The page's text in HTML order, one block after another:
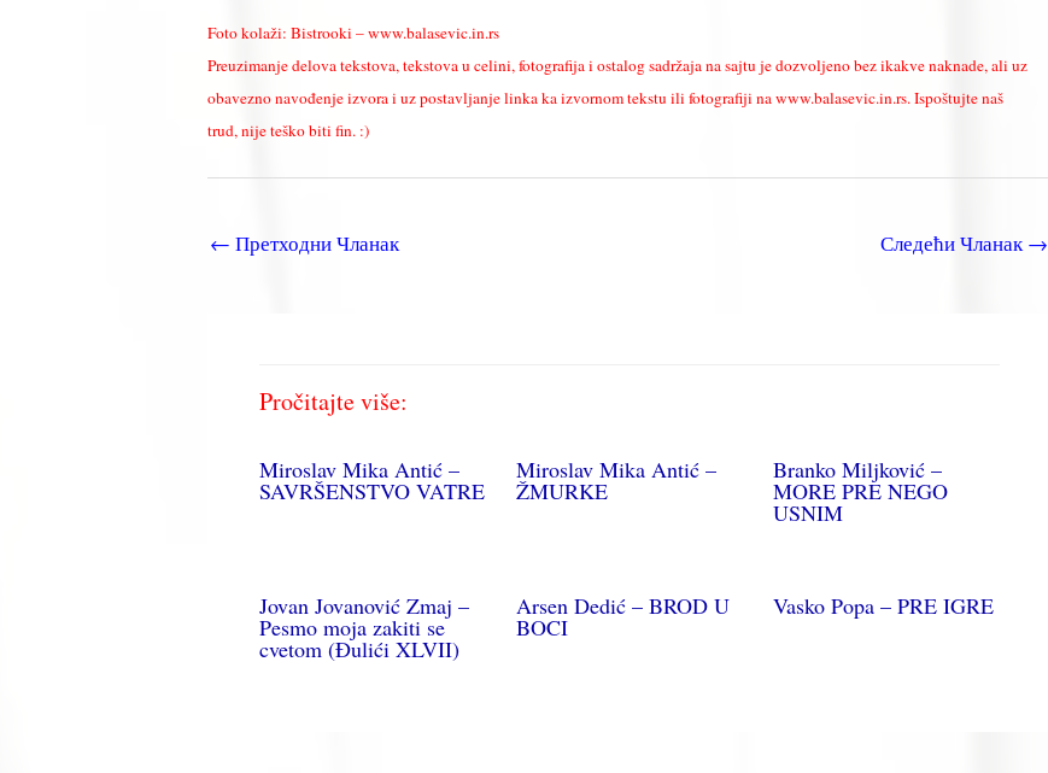
Foto kolaži: Bistrooki – www.balasevic.in.rs
Preuzimanje delova tekstova, tekstova u celini, fotografija i ostalog sadržaja na sajtu je dozvoljeno bez ikakve naknade, ali uz
obavezno navođenje izvora i uz postavljanje linka ka izvornom tekstu ili fotografiji na www.balasevic.in.rs. Ispoštujte naš
trud, nije teško biti fin. :)
← Претходни Чланак Следећи Чланак→
Pročitajte više:
Miroslav Mika Antić –
SAVRŠENSTVO VATRE
Miroslav Mika Antić –
ŽMURKE
Branko Miljković –
MORE PRE NEGO
USNIM
Jovan Jovanović Zmaj –
Pesmo moja zakiti se
cvetom (Đulići XLVII)
Arsen Dedić – BROD U
BOCI
Vasko Popa – PRE IGRE